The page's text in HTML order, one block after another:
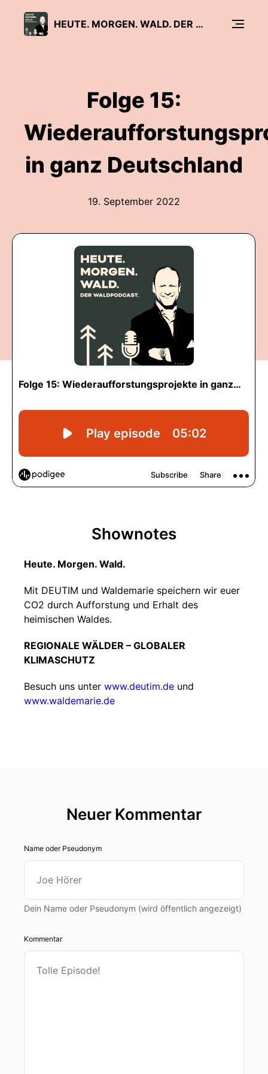
HEUTE. MORGEN. WALD. DER WALDPODCAST VON DEUTIM UND WALDEMARIE
Folge 15:
in ganz Deutschland
19. September 2022
Shownotes
Heute. Morgen. Wald.
Mit DEUTIM und Waldemarie speichern wir euer
CO2 durch Aufforstung und Erhalt des
heimischen Waldes.
REGIONALE WÄLDER – GLOBALER
KLIMASCHUTZ
Besuch uns unter www.deutim.de und
www.waldemarie.de
Neuer Kommentar
Name oder Pseudonym
Dein Name oder Pseudonym (wird öffentlich angezeigt)
Kommentar